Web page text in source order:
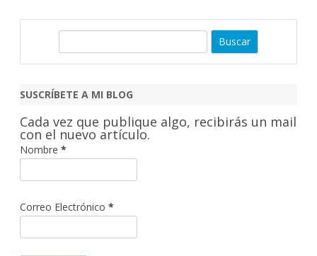
c
r
SUSCRÍBETE A MI BLOG
Cada vez que publique algo, recibirás un mail
con el nuevo artículo.
Nombre *
Correo Electrónico *